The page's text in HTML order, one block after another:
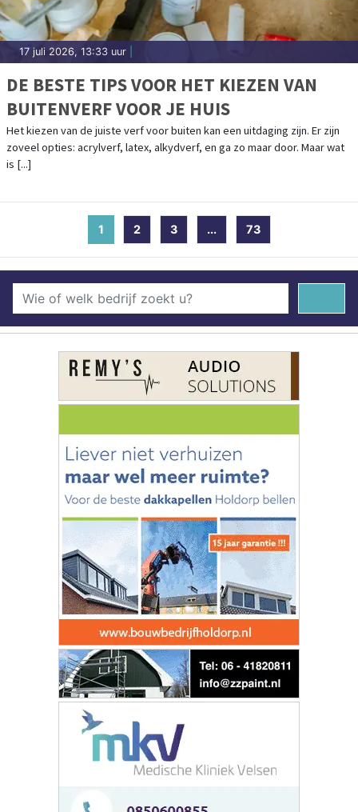
17 juli 2026, 13:33 uur
DE BESTE TIPS VOOR HET KIEZEN VAN
BUITENVERF VOOR JE HUIS
Het kiezen van de juiste verf voor buiten kan een uitdaging zijn. Er zijn
zoveel opties: acrylverf, latex, alkydverf, en ga zo maar door. Maar wat
is [...]
1 (current)
2 3 ... 73